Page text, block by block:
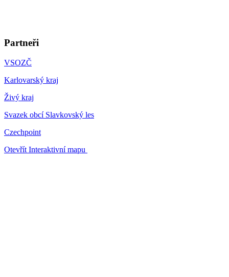
Partneři
VSOZČ
Karlovarský kraj
Živý kraj
Svazek obcí Slavkovský les
Czechpoint
Otevřít Interaktivní mapu